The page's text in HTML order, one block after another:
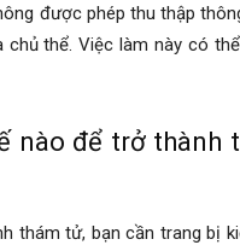
được phép thu thập
chủ thể. Việc làm này có
nào để trở thành
thám tử, bạn cần trang bị